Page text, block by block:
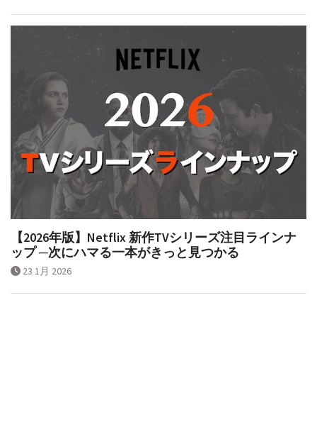
【2026年版】Netflix 新作TVシリーズ注目ラインナ
ップ ─次にハマる一本がきっと見つかる
23 1月 2026